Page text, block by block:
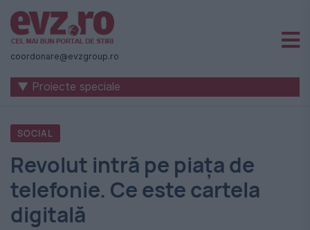
Știri
naționale
internaționale
România
-
Evenimentul
Zilei
coordonare@evzgroup.ro
▼ Proiecte speciale
SOCIAL
Revolut intră pe piața de
telefonie. Ce este cartela
digitală